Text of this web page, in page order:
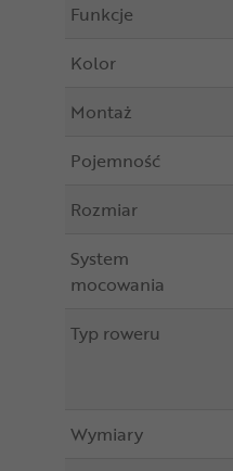
Funkcje
Kolor
Montaż
Pojemność
Rozmiar
System
mocowania
Typ roweru
Wymiary